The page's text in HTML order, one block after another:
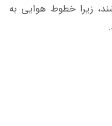
زیرا خطوط هوایی به